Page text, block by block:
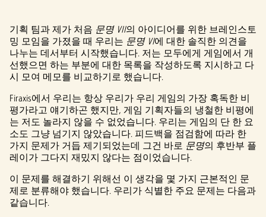
기획 팀과 제가 처음 문명 VII의 아이디어를 위한 브레인스토
밍 모임을 가졌을 때 우리는 문명 VI에 대한 솔직한 의견을
나누는 데서부터 시작했습니다. 저는 모두에게 게임에서 개
선했으면 하는 부분에 대한 목록을 작성하도록 지시하고 다
시 모여 메모를 비교하기로 했습니다.
Firaxis에서 우리는 항상 우리가 우리 게임의 가장 혹독한 비
평가라고 얘기하곤 했지만, 게임 기획자들의 냉철한 비평에
는 저도 놀라지 않을 수 없었습니다. 우리는 게임의 단 한 요
소도 그냥 넘기지 않았습니다. 피드백을 점검함에 따라 한
가지 문제가 거듭 제기되었는데 그건 바로 문명의 후반부 플
레이가 그다지 재밌지 않다는 점이었습니다.
이 문제를 해결하기 위해선 이 생각을 몇 가지 근본적인 문
제로 분류해야 했습니다. 우리가 식별한 주요 문제는 다음과
같습니다.